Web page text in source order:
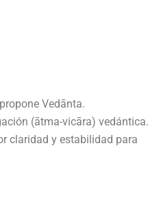
Vedānta.
(ātma-vicāra) vedántica.
claridad y estabilidad para